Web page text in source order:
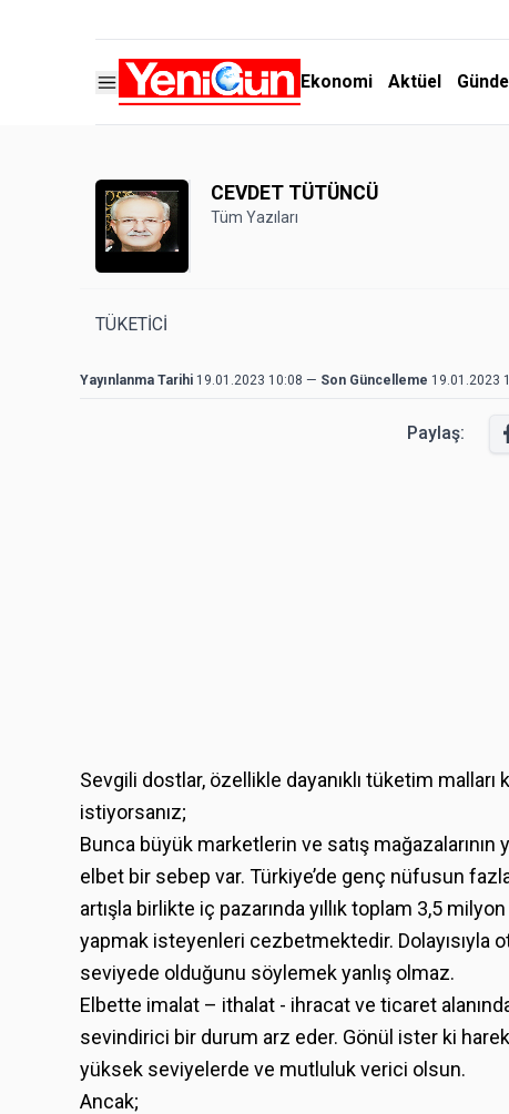
Ekonomi Aktüel
CEVDET TÜTÜNCÜ
Tüm Yazıları
TÜKETİCİ
Yayınlanma Tarihi 19.01.2023 10:08 — Son Güncelleme 19.01.2023
Paylaş:
Sevgili dostlar, özellikle dayanıklı tüketim
istiyorsanız;
Bunca büyük marketlerin ve satış
elbet bir sebep var. Türkiye’de genç nüfusun
artışla birlikte iç pazarında yıllık toplam 3,5
yapmak isteyenleri cezbetmektedir.
seviyede olduğunu söylemek yanlış olmaz.
Elbette imalat – ithalat - ihracat ve ticaret
sevindirici bir durum arz eder. Gönül ister ki
yüksek seviyelerde ve mutluluk verici olsun.
Ancak;